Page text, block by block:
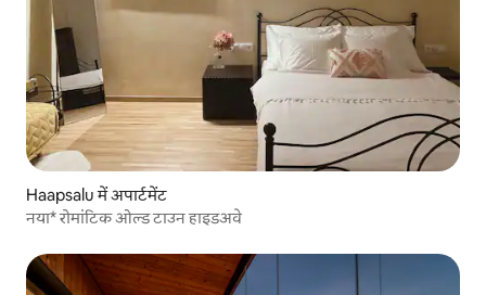
Haapsalu में अपार्टमेंट
नया* रोमांटिक ओल्ड टाउन हाइडअवे